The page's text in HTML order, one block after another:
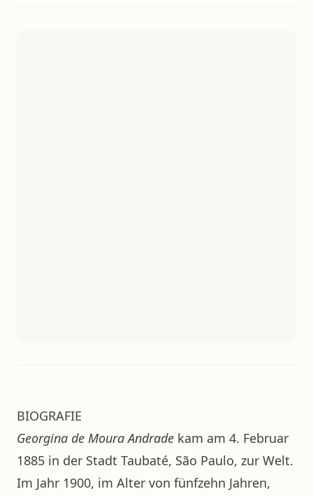
BIOGRAFIE
Georgina de Moura Andrade kam am 4. Februar
1885 in der Stadt Taubaté, São Paulo, zur Welt.
Im Jahr 1900, im Alter von fünfzehn Jahren,